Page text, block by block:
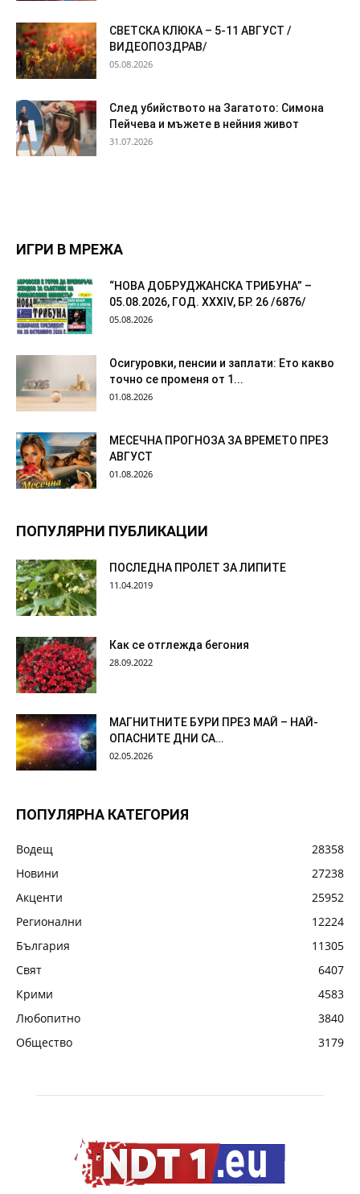
СВЕТСКА КЛЮКА – 5-11 АВГУСТ /
ВИДЕОПОЗДРАВ/
05.08.2026
След убийството на Загатото: Симона
Пейчева и мъжете в нейния живот
31.07.2026
ИГРИ В МРЕЖА
“НОВА ДОБРУДЖАНСКА ТРИБУНА” –
05.08.2026, ГОД. XXХIV, БР. 26 /6876/
05.08.2026
Осигуровки, пенсии и заплати: Ето какво
точно се променя от 1...
01.08.2026
МЕСЕЧНА ПРОГНОЗА ЗА ВРЕМЕТО ПРЕЗ
АВГУСТ
01.08.2026
ПОПУЛЯРНИ ПУБЛИКАЦИИ
ПОСЛЕДНА ПРОЛЕТ ЗА ЛИПИТЕ
11.04.2019
Как се отглежда бегония
28.09.2022
МАГНИТНИТЕ БУРИ ПРЕЗ МАЙ – НАЙ-
ОПАСНИТЕ ДНИ СА…
02.05.2026
ПОПУЛЯРНА КАТЕГОРИЯ
Водещ
28358
Новини
27238
Акценти
25952
Регионални
12224
България
11305
Свят
6407
Крими
4583
Любопитно
3840
Общество
3179